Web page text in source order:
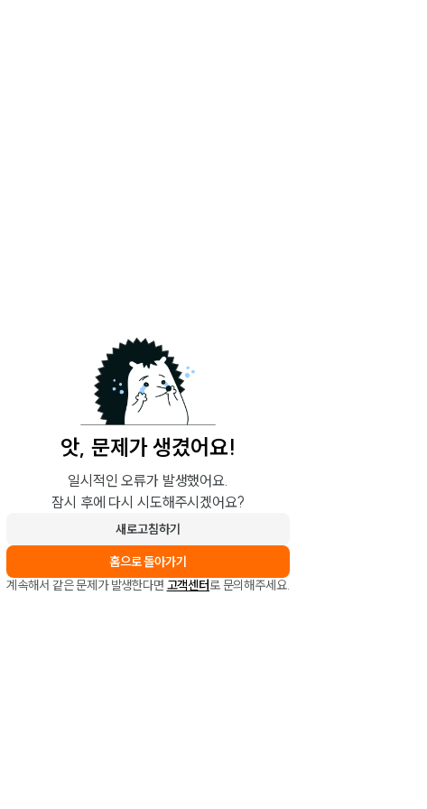
앗, 문제가 생겼어요!
일시적인 오류가 발생했어요.
잠시 후에 다시 시도해주시겠어요?
새로고침하기
홈으로 돌아가기
계속해서 같은 문제가 발생한다면 고객센터로 문의해주세요.